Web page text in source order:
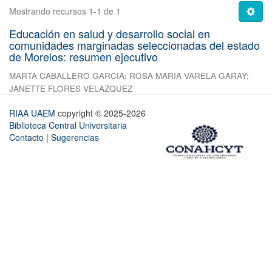
Mostrando recursos 1-1 de 1
Educación en salud y desarrollo social en
comunidades marginadas seleccionadas del estado
de Morelos: resumen ejecutivo
MARTA CABALLERO GARCIA; ROSA MARIA VARELA GARAY;
JANETTE FLORES VELAZQUEZ
RIAA UAEM copyright © 2025-2026
Biblioteca Central Universitaria
Contacto | Sugerencias